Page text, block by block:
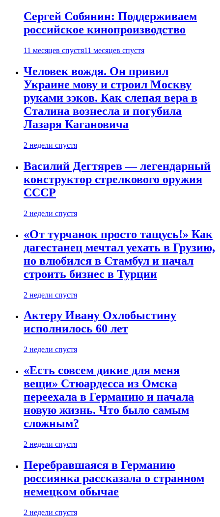
Сергей Собянин: Поддерживаем
российское кинопроизводство
11 месяцев спустя11 месяцев спустя
Человек вождя. Он привил
Украине мову и строил Москву
руками зэков. Как слепая вера в
Сталина вознесла и погубила
Лазаря Кагановича
2 недели спустя
Василий Дегтярев — легендарный
конструктор стрелкового оружия
СССР
2 недели спустя
«От турчанок просто тащусь!» Как
дагестанец мечтал уехать в Грузию,
но влюбился в Стамбул и начал
строить бизнес в Турции
2 недели спустя
Актеру Ивану Охлобыстину
исполнилось 60 лет
2 недели спустя
«Есть совсем дикие для меня
вещи» Стюардесса из Омска
переехала в Германию и начала
новую жизнь. Что было самым
сложным?
2 недели спустя
Перебравшаяся в Германию
россиянка рассказала о странном
немецком обычае
2 недели спустя